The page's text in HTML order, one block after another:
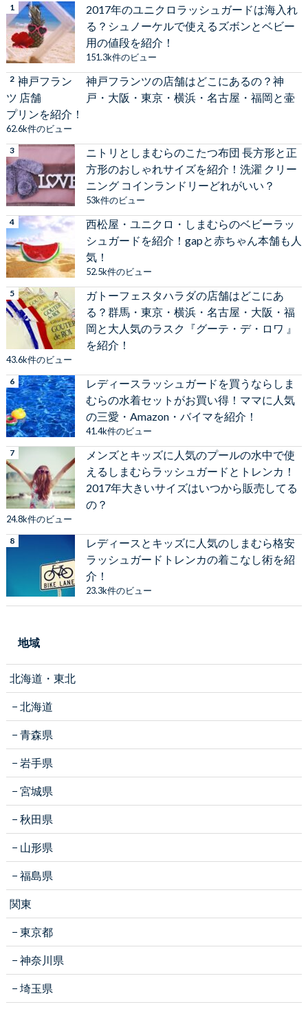
2017年のユニクロラッシュガードは海入れ
る？シュノーケルで使えるズボンとベビー
用の値段を紹介！
151.3k件のビュー
神戸フランツの店舗はどこにあるの？神
戸・大阪・東京・横浜・名古屋・福岡と壷
プリンを紹介！
62.6k件のビュー
ニトリとしまむらのこたつ布団 長方形と正
方形のおしゃれサイズを紹介！洗濯 クリー
ニング コインランドリーどれがいい？
53k件のビュー
西松屋・ユニクロ・しまむらのベビーラッ
シュガードを紹介！gapと赤ちゃん本舗も人
気！
52.5k件のビュー
ガトーフェスタハラダの店舗はどこにあ
る？群馬・東京・横浜・名古屋・大阪・福
岡と大人気のラスク『グーテ・デ・ロワ 』
を紹介！
43.6k件のビュー
レディースラッシュガードを買うならしま
むらの水着セットがお買い得！ママに人気
の三愛・Amazon・バイマを紹介！
41.4k件のビュー
メンズとキッズに人気のプールの水中で使
えるしまむらラッシュガードとトレンカ！
2017年大きいサイズはいつから販売してる
の？
24.8k件のビュー
レディースとキッズに人気のしまむら格安
ラッシュガードトレンカの着こなし術を紹
介！
23.3k件のビュー
地域
北海道・東北
北海道
青森県
岩手県
宮城県
秋田県
山形県
福島県
関東
東京都
神奈川県
埼玉県